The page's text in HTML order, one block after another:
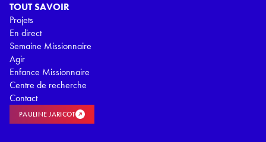
TOUT SAVOIR
Projets
En direct
Semaine Missionnaire
Agir
Enfance Missionnaire
Centre de recherche
Contact
PAULINE JARICOT